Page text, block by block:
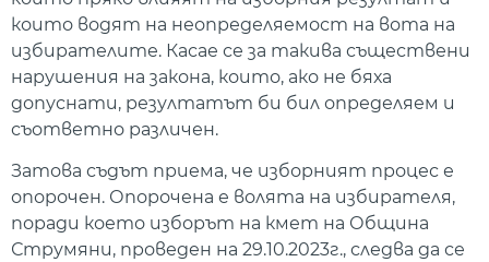
които водят на неопределяемост на вота на
избирателите. Касае се за такива съществени
нарушения на закона, които, ако не бяха
допуснати, резултатът би бил определяем и
съответно различен.
Затова съдът приема, че изборният процес е
опорочен. Опорочена е волята на избирателя,
поради което изборът на кмет на Община
Струмяни, проведен на 29.10.2023г., следва да се